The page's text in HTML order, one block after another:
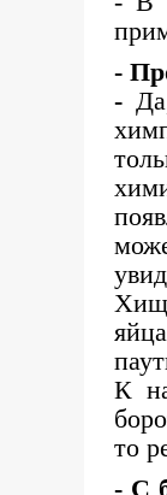
-
-
К
то
- С